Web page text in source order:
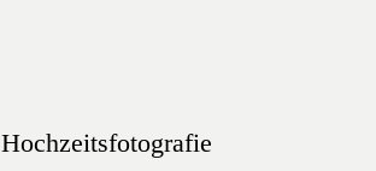
Hochzeitsfotografie